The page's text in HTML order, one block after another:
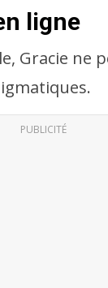
ligne
Gracie ne
PUBLICITÉ